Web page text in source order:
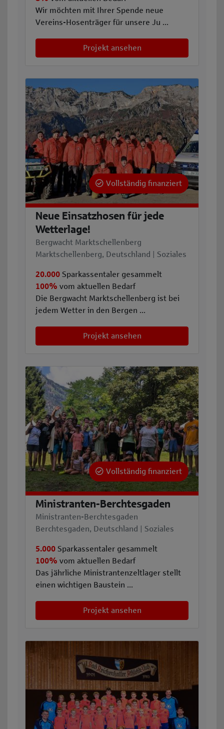
Wir möchten mit Ihrer Spende neue
Vereins-Hosenträger für unsere Ju ...
Projekt ansehen
Vollständig finanziert
Neue Einsatzhosen für jede
Wetterlage!
Bergwacht Marktschellenberg
Marktschellenberg, Deutschland | Soziales
20.000 Sparkassentaler gesammelt
100% vom aktuellen Bedarf
Die Bergwacht Marktschellenberg ist bei
jedem Wetter in den Bergen ...
Projekt ansehen
Vollständig finanziert
Ministranten-Berchtesgaden
Ministranten-Berchtesgaden
Berchtesgaden, Deutschland | Soziales
5.000 Sparkassentaler gesammelt
100% vom aktuellen Bedarf
Das jährliche Ministrantenzeltlager stellt
einen wichtigen Baustein ...
Projekt ansehen